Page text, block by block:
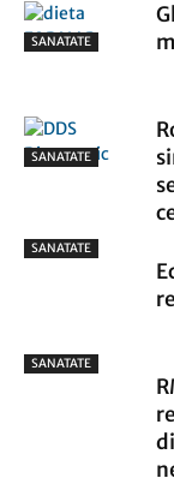
SANATATE
SANATATE
SANATATE
SANATATE